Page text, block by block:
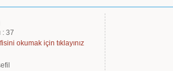
: 37
okumak için tıklayınız